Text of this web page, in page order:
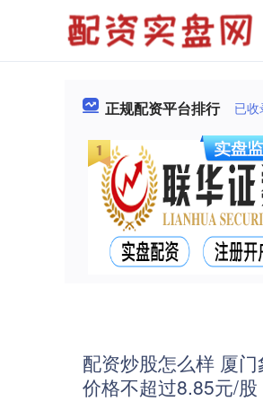
正规配资平台排行 已收
配资炒股怎么样 厦
价格不超过8.85元/股